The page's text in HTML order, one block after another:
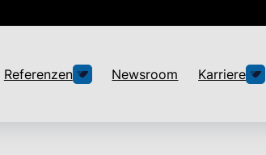
Referenzen Newsroom Karriere